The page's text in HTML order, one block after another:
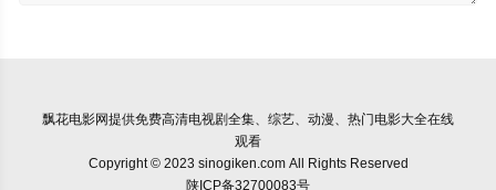
飘花电影网提供免费高清电视剧全集、综艺、动漫、热门电影大全在线
观看
Copyright © 2023 sinogiken.com All Rights Reserved
陕ICP备32700083号